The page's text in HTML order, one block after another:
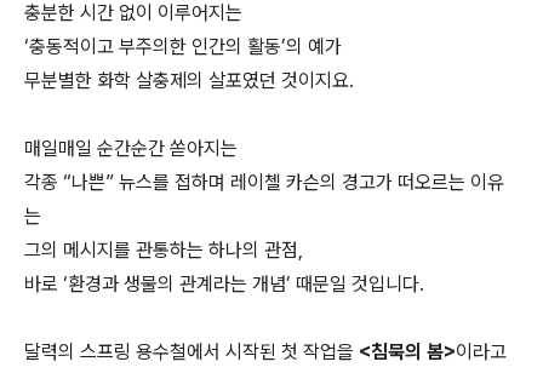
충분한 시간 없이 이루어지는
‘충동적이고 부주의한 인간의 활동’의 예가
무분별한 화학 살충제의 살포였던 것이지요.
매일매일 순간순간 쏟아지는
각종 “나쁜” 뉴스를 접하며 레이첼 카슨의 경고가 떠오르는 이유
는
그의 메시지를 관통하는 하나의 관점,
바로 ‘환경과 생물의 관계라는 개념’ 때문일 것입니다.
달력의 스프링 용수철에서 시작된 첫 작업을 <침묵의 봄>이라고